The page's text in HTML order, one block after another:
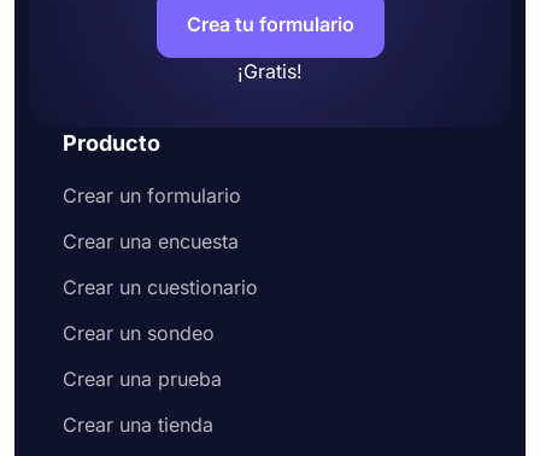
Crea tu formulario
¡Gratis!
Producto
Crear un formulario
Crear una encuesta
Crear un cuestionario
Crear un sondeo
Crear una prueba
Crear una tienda